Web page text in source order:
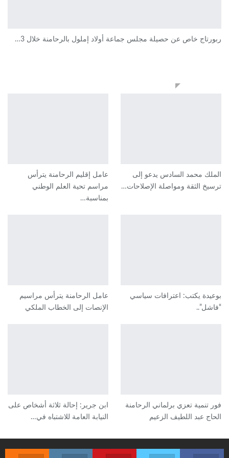
ربورتاج خاص عن حصيلة مجلس جماعة أولاد إملول بالرحامنة خلال 3…
عامل إقليم الرحامنة يترأس
مراسم تحية العلم الوطني
بمناسبة…
الملك محمد السادس يدعو إلى
ترسيخ الثقة ومواصلة الإصلاحات…
عامل الرحامنة يترأس مراسيم
الإنصات إلى الخطاب الملكي
بوعيدة يكتب: اعترافات سياسي
“فاشل”..
ابن جرير: إحالة ثلاثة أشخاص على
النيابة العامة للاشتباه في…
فور تنمية تعزي برلماني الرحامنة
الحاج عبد اللطيف الزعيم